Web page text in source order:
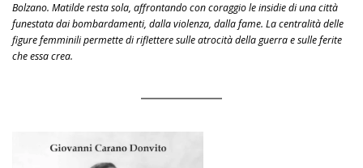
Bolzano. Matilde resta sola, affrontando con coraggio le insidie di una città
funestata dai bombardamenti, dalla violenza, dalla fame. La centralità delle
figure femminili permette di riflettere sulle atrocità della guerra e sulle ferite
che essa crea.